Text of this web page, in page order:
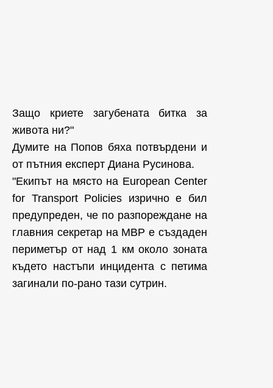
Защо криете загубената битка за
живота ни?"
Думите на Попов бяха потвърдени и
от пътния експерт Диана Русинова.
"Екипът на място на European Center
for Transport Policies изрично е бил
предупреден, че по разпореждане на
главния секретар на МВР е създаден
периметър от над 1 км около зоната
където настъпи инцидента с петима
загинали по-рано тази сутрин.